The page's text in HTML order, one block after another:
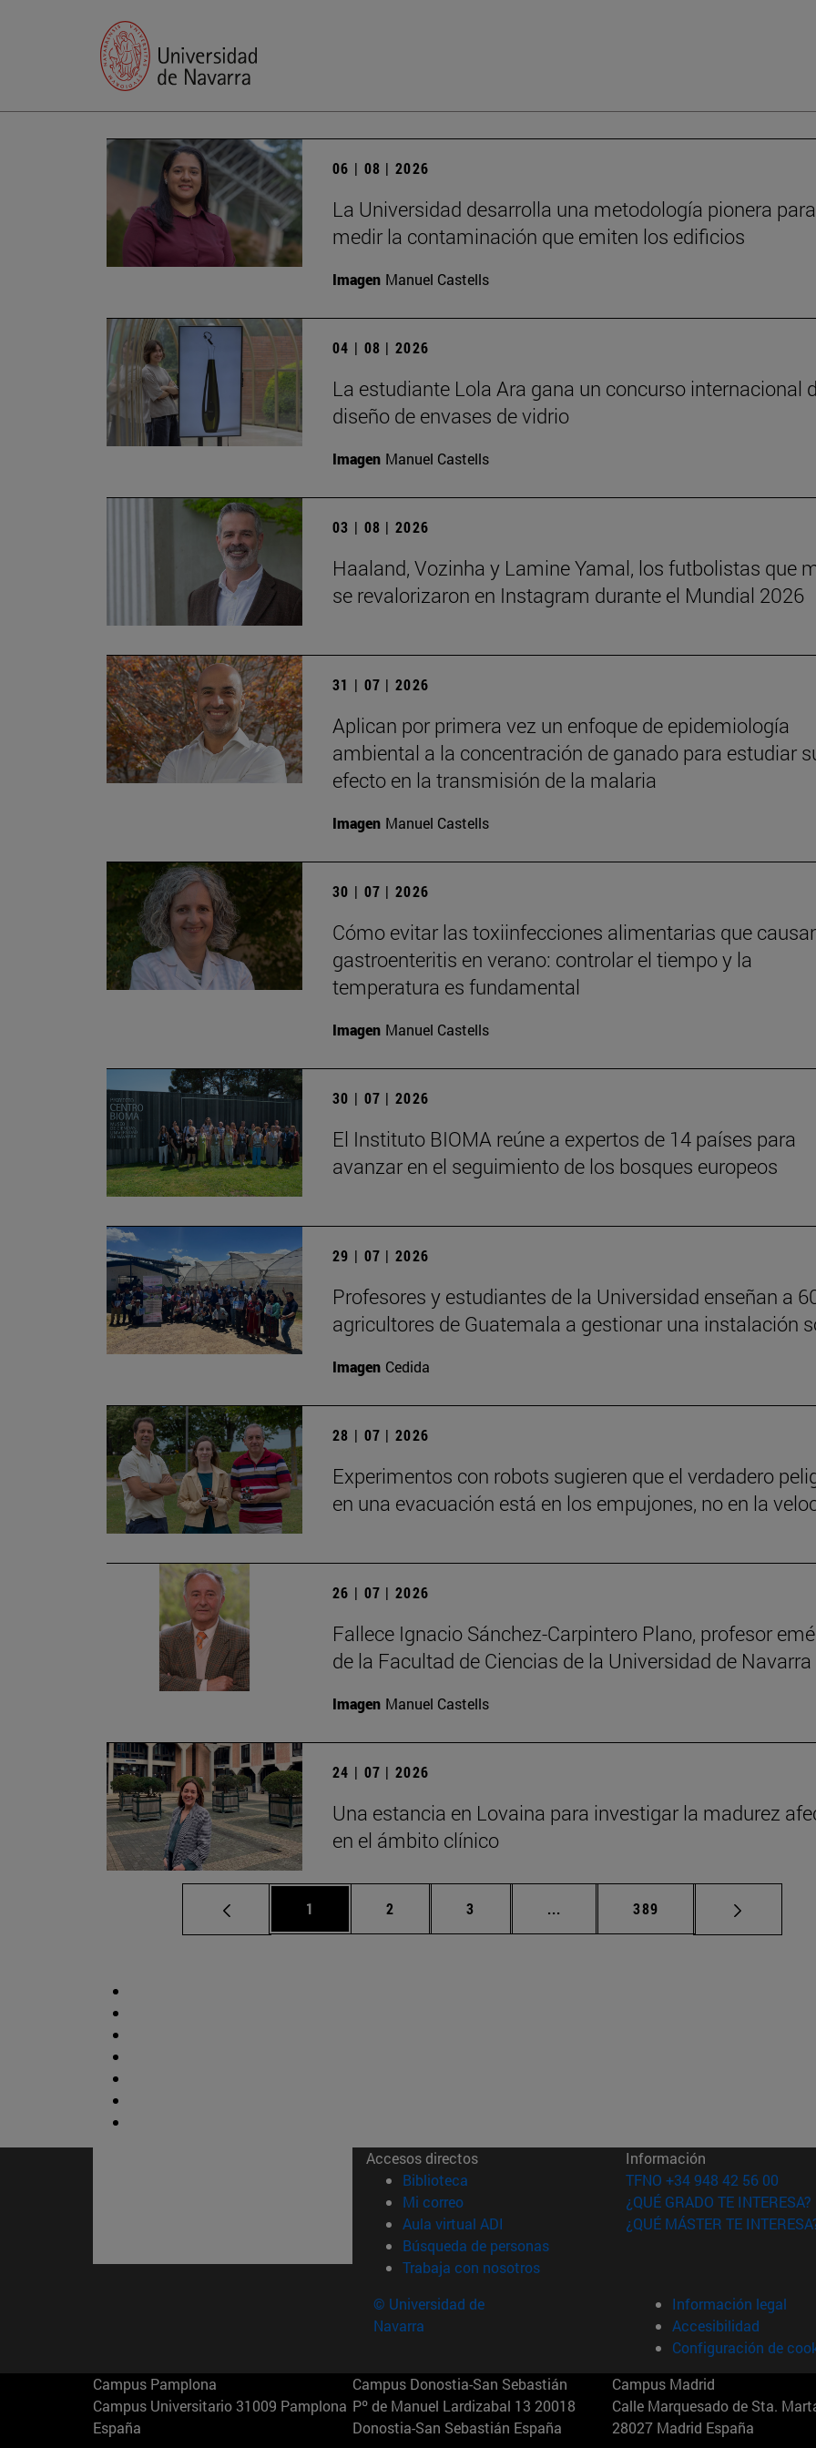
06 | 08 | 2026
La Universidad desarrolla una metodología pionera para
medir la contaminación que emiten los edificios
Imagen Manuel Castells
04 | 08 | 2026
La estudiante Lola Ara gana un concurso internacional
diseño de envases de vidrio
Imagen Manuel Castells
03 | 08 | 2026
Haaland, Vozinha y Lamine Yamal, los futbolistas que
se revalorizaron en Instagram durante el Mundial 2026
31 | 07 | 2026
Aplican por primera vez un enfoque de epidemiología
ambiental a la concentración de ganado para estudiar
efecto en la transmisión de la malaria
Imagen Manuel Castells
30 | 07 | 2026
Cómo evitar las toxiinfecciones alimentarias que
gastroenteritis en verano: controlar el tiempo y la
temperatura es fundamental
Imagen Manuel Castells
30 | 07 | 2026
El Instituto BIOMA reúne a expertos de 14 países para
avanzar en el seguimiento de los bosques europeos
29 | 07 | 2026
Profesores y estudiantes de la Universidad enseñan a
agricultores de Guatemala a gestionar una instalación
Imagen Cedida
28 | 07 | 2026
Experimentos con robots sugieren que el verdadero
en una evacuación está en los empujones, no en la
26 | 07 | 2026
Fallece Ignacio Sánchez-Carpintero Plano, profesor
de la Facultad de Ciencias de la Universidad de Navarra
Imagen Manuel Castells
24 | 07 | 2026
Una estancia en Lovaina para investigar la madurez
en el ámbito clínico
Página
1 Página
2 Página
3 ... Páginas intermedias Use TAB para
Página
389
Accesos directos
Biblioteca (abre en nueva ventana)
Mi correo(abre en nueva ventana)
Aula virtual ADI (abre en nueva ventana)
Búsqueda de personas(abre en nueva ventana)
Trabaja con nosotros(abre en nueva ventana)
Información
TFNO +34 948 42 56 00
¿QUÉ GRADO TE INTERESA?
¿QUÉ MÁSTER TE
© Universidad de
Navarra
Información legal
Accesibilidad
Configuración de
Campus Pamplona
Campus Universitario 31009 Pamplona
España
Campus Donostia-San Sebastián
Pº de Manuel Lardizabal 13 20018
Donostia-San Sebastián España
Campus Madrid
Calle Marquesado de Sta.
28027 Madrid España